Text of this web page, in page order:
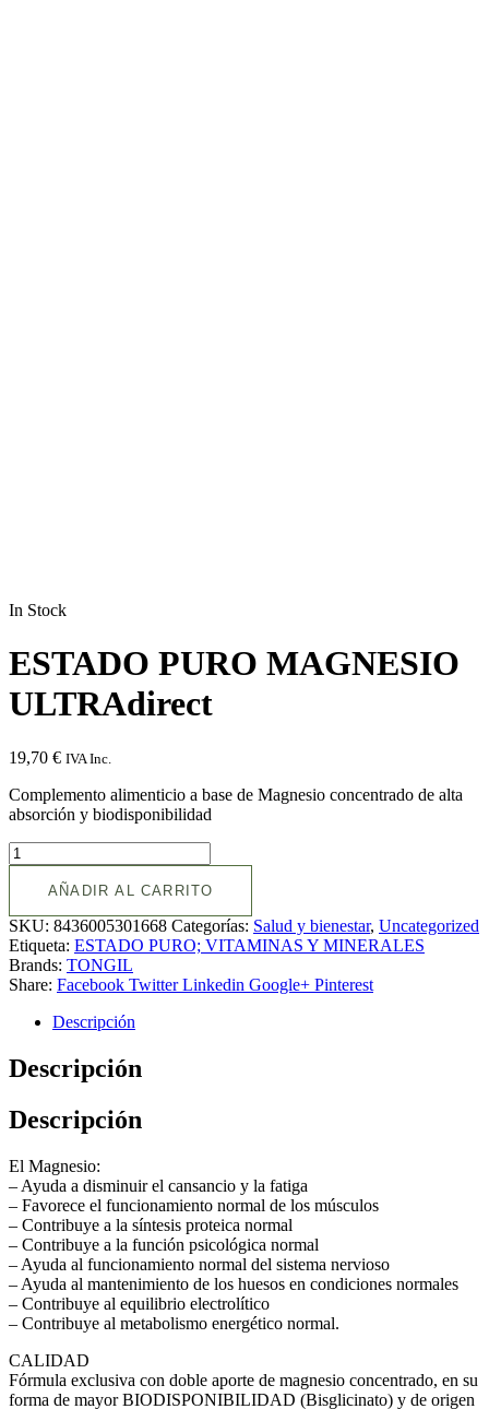
In Stock
ESTADO PURO MAGNESIO
ULTRAdirect
19,70 € IVA Inc.
Complemento alimenticio a base de Magnesio concentrado de alta
absorción y biodisponibilidad
AÑADIR AL CARRITO
SKU: 8436005301668 Categorías: Salud y bienestar, Uncategorized
Etiqueta: ESTADO PURO; VITAMINAS Y MINERALES
Brands: TONGIL
Share: Facebook Twitter Linkedin Google+ Pinterest
Descripción
Descripción
Descripción
El Magnesio:
– Ayuda a disminuir el cansancio y la fatiga
– Favorece el funcionamiento normal de los músculos
– Contribuye a la síntesis proteica normal
– Contribuye a la función psicológica normal
– Ayuda al funcionamiento normal del sistema nervioso
– Ayuda al mantenimiento de los huesos en condiciones normales
– Contribuye al equilibrio electrolítico
– Contribuye al metabolismo energético normal.
CALIDAD
Fórmula exclusiva con doble aporte de magnesio concentrado, en su
forma de mayor BIODISPONIBILIDAD (Bisglicinato) y de origen